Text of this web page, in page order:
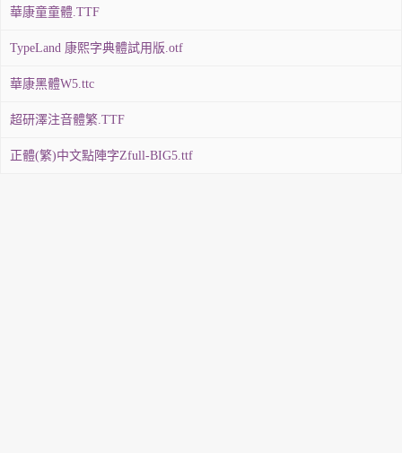
華康童童體.TTF
TypeLand 康熙字典體試用版.otf
華康黑體W5.ttc
超研澤注音體繁.TTF
正體(繁)中文點陣字Zfull-BIG5.ttf